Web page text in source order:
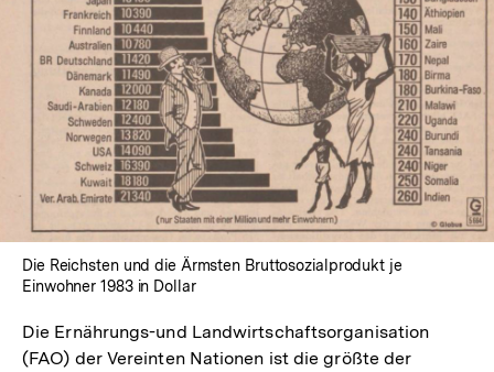
In
Lightbox
öffnen
Die Reichsten und die Ärmsten Bruttosozialprodukt je
Einwohner 1983 in Dollar
Die Ernährungs-und Landwirtschaftsorganisation
(FAO) der Vereinten Nationen ist die größte der